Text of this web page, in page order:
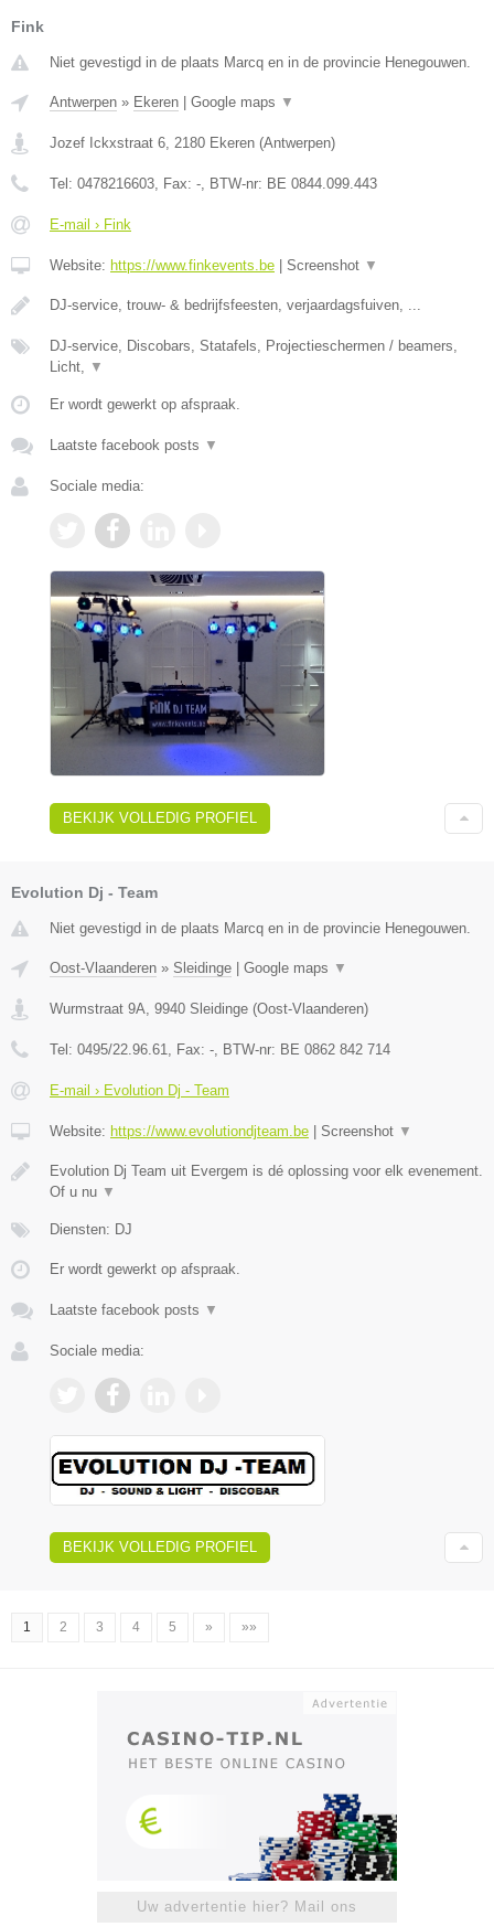
Fink
Niet gevestigd in de plaats Marcq en in de provincie Henegouwen.
Antwerpen » Ekeren Google maps ▼
Jozef Ickxstraat 6 2180 Ekeren (Antwerpen)
Tel: 0478216603 , Fax: - , BTW-nr: BE 0844.099.443
E-mail › Fink
Website: https://www.finkevents.be Screenshot ▼
DJ-service, trouw- & bedrijfsfeesten, verjaardagsfuiven, ...
DJ-service, Discobars, Statafels, Projectieschermen / beamers,
Licht,
▼
Er wordt gewerkt op afspraak.
Laatste facebook posts ▼
Sociale media:
BEKIJK VOLLEDIG PROFIEL
Evolution Dj - Team
Niet gevestigd in de plaats Marcq en in de provincie Henegouwen.
Oost-Vlaanderen » Sleidinge Google maps ▼
Wurmstraat 9A, 9940 Sleidinge (Oost-Vlaanderen)
Tel: 0495/22.96.61, Fax: -, BTW-nr: BE 0862 842 714
E-mail › Evolution Dj - Team
Website: https://www.evolutiondjteam.be Screenshot ▼
Evolution Dj Team uit Evergem is dé oplossing voor elk evenement.
Of u nu ▼
Diensten: DJ
Er wordt gewerkt op afspraak.
Laatste facebook posts ▼
Sociale media:
BEKIJK VOLLEDIG PROFIEL
1 2 3 4 5 » »»
Uw advertentie hier? Mail ons